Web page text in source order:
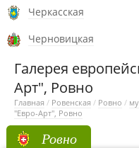
Черкасская
Черновицкая
Галерея
Арт", Ровно
Главная / Ровенская / Ровно /
"Евро-Арт", Ровно
Ровно